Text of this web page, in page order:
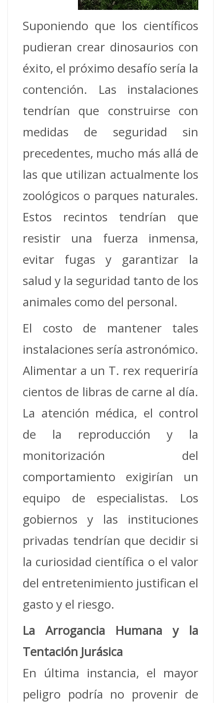
Suponiendo que los científicos
pudieran crear dinosaurios con
éxito, el próximo desafío sería la
contención. Las instalaciones
tendrían que construirse con
medidas de seguridad sin
precedentes, mucho más allá de
las que utilizan actualmente los
zoológicos o parques naturales.
Estos recintos tendrían que
resistir una fuerza inmensa,
evitar fugas y garantizar la
salud y la seguridad tanto de los
animales como del personal.
El costo de mantener tales
instalaciones sería astronómico.
Alimentar a un T. rex requeriría
cientos de libras de carne al día.
La atención médica, el control
de la reproducción y la
monitorización del
comportamiento exigirían un
equipo de especialistas. Los
gobiernos y las instituciones
privadas tendrían que decidir si
la curiosidad científica o el valor
del entretenimiento justifican el
gasto y el riesgo.
La Arrogancia Humana y la
Tentación Jurásica
En última instancia, el mayor
peligro podría no provenir de